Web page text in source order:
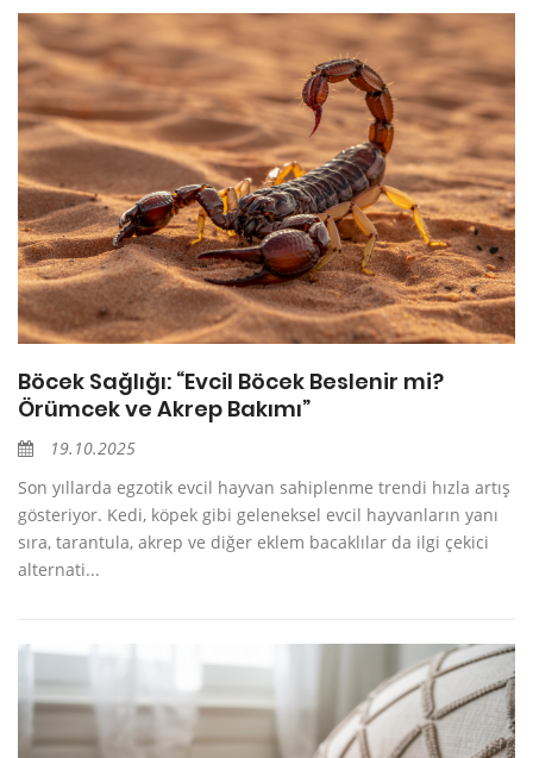
Böcek Sağlığı: “Evcil Böcek Beslenir mi?
Örümcek ve Akrep Bakımı”
19.10.2025
Son yıllarda egzotik evcil hayvan sahiplenme trendi hızla artış
gösteriyor. Kedi, köpek gibi geleneksel evcil hayvanların yanı
sıra, tarantula, akrep ve diğer eklem bacaklılar da ilgi çekici
alternati...